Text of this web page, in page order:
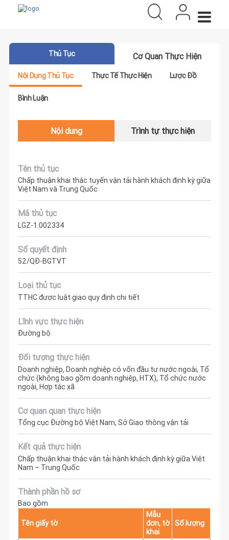
Thủ Tục Cơ Quan Thực Hiện
Nội Dung Thủ Tục Thực Tế Thực Hiện Lược Đồ
Bình Luận
Nội dung Trình tự thực hiện
Tên thủ tục
Chấp thuận khai thác tuyến vận tải hành khách định kỳ giữa
Việt Nam và Trung Quốc
Mã thủ tục
LGZ-1.002334
Số quyết định
52/QĐ-BGTVT
Loại thủ tục
TTHC được luật giao quy định chi tiết
Lĩnh vực thực hiện
Đường bộ
Đối tượng thực hiện
Doanh nghiệp, Doanh nghiệp có vốn đầu tư nước ngoài, Tổ
chức (không bao gồm doanh nghiệp, HTX), Tổ chức nước
ngoài, Hợp tác xã
Cơ quan quan thực hiện
Tổng cục Đường bộ Việt Nam, Sở Giao thông vận tải
Kết quả thực hiện
Chấp thuận khai thác vận tải hành khách định kỳ giữa Việt
Nam – Trung Quốc
Thành phần hồ sơ
Bao gồm
Tên giấy tờ
Mẫu
đơn, tờ
khai
Số lượng